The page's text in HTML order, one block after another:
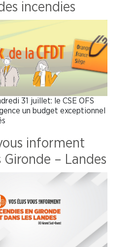
incendies
31 juillet: le CSE OFS
un budget exceptionnel
informent
Gironde – Landes